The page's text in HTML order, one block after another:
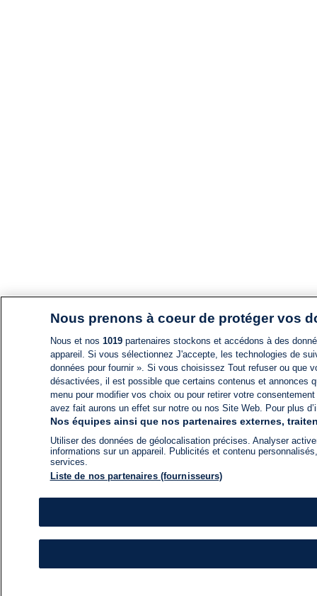
Nous prenons à coeur de protéger vos
Nous et nos 1019partenaires stockons et accédons à des
appareil. Si vous sélectionnez J'accepte, les technologies de
données pour fournir ». Si vous choisissez Tout refuser ou
désactivées, il est possible que certains contenus et annonces
menu pour modifier vos choix ou pour retirer votre
avez fait aurons un effet sur notre ou nos Site Web. Pour plus
Nos équipes ainsi que nos partenaires externes,
Utiliser des données de géolocalisation précises. Analyser
informations sur un appareil. Publicités et contenu
services.
Liste de nos partenaires (fournisseurs)